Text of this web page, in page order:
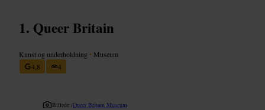
Queer Britain
Kunst og underholdning • Museum
4,8
4
Billede /Queer Britain Museum